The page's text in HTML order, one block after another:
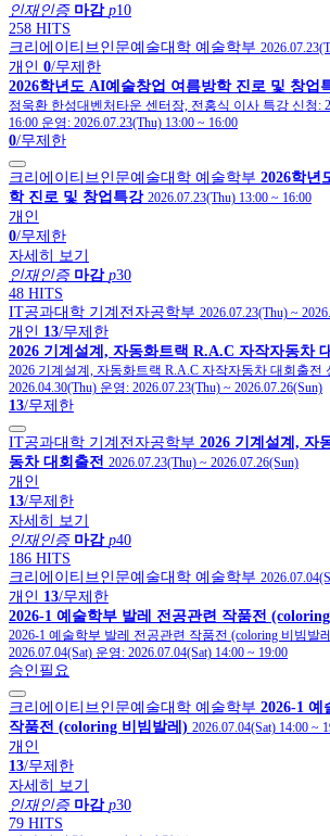
인재인증 마감 p10
258 HITS
크리에이티브인문예술대학 예술학부
개인 0/무제한
2026학년도 AI예술창업 여름방학 진로 및 창업
정욱환 한성대벤처타운 센터장, 전홍식 이사 특강 신청:
16:00 운영: 2026.07.23(Thu) 13:00 ~ 16:00
0/무제한
크리에이티브인문예술대학 예술학부 2026학년
학 진로 및 창업특강 2026.07.23(Thu) 13:00 ~ 16:00
개인
0/무제한
자세히 보기
인재인증 마감 p30
48 HITS
IT공과대학 기계전자공학부 2026.07.23(Thu) ~
개인 13/무제한
2026 기계설계, 자동화트랙 R.A.C 자작자동차
2026 기계설계, 자동화트랙 R.A.C 자작자동차 대회출전
2026.04.30(Thu) 운영: 2026.07.23(Thu) ~ 2026.07.26(Sun)
13/무제한
IT공과대학 기계전자공학부 2026 기계설계, 자
동차 대회출전 2026.07.23(Thu) ~ 2026.07.26(Sun)
개인
13/무제한
자세히 보기
인재인증 마감 p40
186 HITS
크리에이티브인문예술대학 예술학부
개인 13/무제한
2026-1 예술학부 발레 전공관련 작품전
2026-1 예술학부 발레 전공관련 작품전 (coloring 비빔발
2026.07.04(Sat) 운영: 2026.07.04(Sat) 14:00 ~ 19:00
승인필요
크리에이티브인문예술대학 예술학부 2026-1 예
작품전 (coloring 비빔발레) 2026.07.04(Sat) 14:00 ~
개인
13/무제한
자세히 보기
인재인증 마감 p30
79 HITS